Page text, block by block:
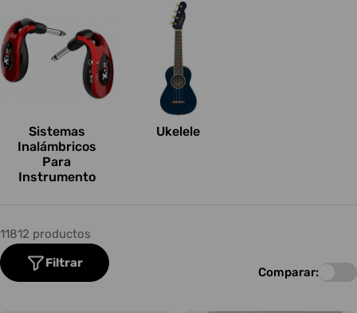
Sistemas
Inalámbricos
Para
Instrumento
Ukelele
11812 productos
Filtrar
Comparar: